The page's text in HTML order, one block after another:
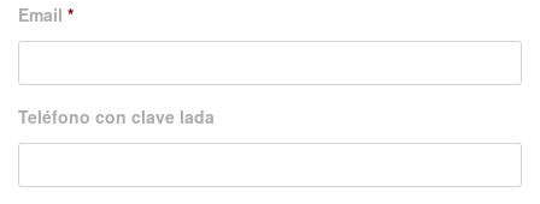
Email *
Teléfono con clave lada